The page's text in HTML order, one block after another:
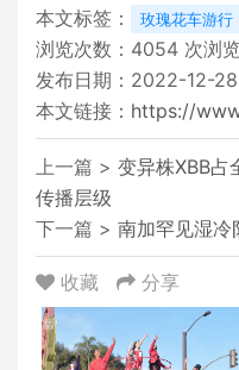
本文标签：
玫瑰花车游行
浏览次数： 4054 次浏
发布日期：2022-12-28
本文链接： https://
上一篇 > 变异株XBB占
传播层级
下一篇 > 南加罕见湿冷
收藏 分享